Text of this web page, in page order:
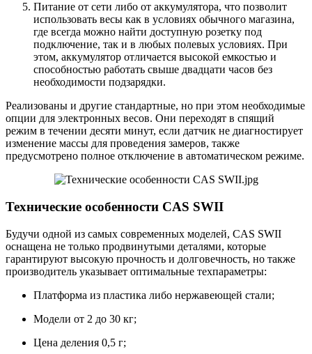
Питание от сети либо от аккумулятора, что позволит
использовать весы как в условиях обычного магазина,
где всегда можно найти доступную розетку под
подключение, так и в любых полевых условиях. При
этом, аккумулятор отличается высокой емкостью и
способностью работать свыше двадцати часов без
необходимости подзарядки.
Реализованы и другие стандартные, но при этом необходимые
опции для электронных весов. Они переходят в спящий
режим в течении десяти минут, если датчик не диагностирует
изменение массы для проведения замеров, также
предусмотрено полное отключение в автоматическом режиме.
Технические особенности CAS SWII
Будучи одной из самых современных моделей, CAS SWII
оснащена не только продвинутыми деталями, которые
гарантируют высокую прочность и долговечность, но также
производитель указывает оптимальные техпараметры:
Платформа из пластика либо нержавеющей стали;
Модели от 2 до 30 кг;
Цена деления 0,5 г;